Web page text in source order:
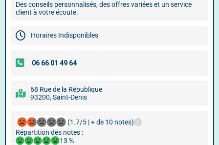
Des conseils personnalisés, des offres variées et un service
client à votre écoute.
Horaires Indisponibles
68 Rue de la République
93200, Saint-Denis
(1.7/5 | + de 10 notes)
Répartition des notes :
13 %